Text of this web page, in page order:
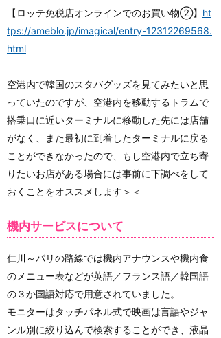
【ロッテ免税店オンラインでのお買い物②】 ht
tps://ameblo.jp/imagical/entry-12312269568.
html
空港内で韓国のスタバグッズを見てみたいと思
っていたのですが、空港内を移動するトラムで
搭乗口に近いターミナルに移動した先には店舗
がなく、また最初に到着したターミナルに戻る
ことができなかったので、もし空港内で立ち寄
りたいお店がある場合には事前に下調べをして
おくことをオススメします＞＜
機内サービスについて
仁川～パリの路線では機内アナウンスや機内食
のメニュー表などが英語／フランス語／韓国語
の３か国語対応で用意されていました。
モニターはタッチパネル式で映画は言語やジャ
ンル別に絞り込んで検索することができ、液晶